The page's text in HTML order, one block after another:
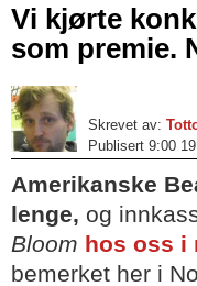
Vi kjørte
som premie.
Skrevet av:
Publisert 9:00
Amerikanske
lenge, og
Bloom hos oss i
bemerket her i